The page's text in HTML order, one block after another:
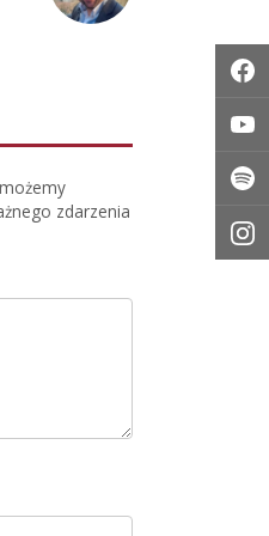
takich
7
zdarzenia